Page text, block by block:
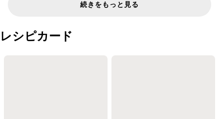
続きをもっと見る
レシピカード